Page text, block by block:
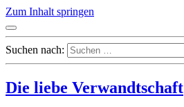
Zum Inhalt springen
Suchen nach:
Die liebe Verwandtschaft